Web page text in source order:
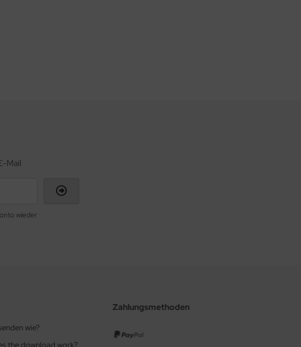
Mail
wieder
wie?
the download work?
Zahlungsmethoden